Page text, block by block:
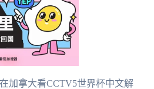
加拿大看CCTV5世界杯中文解